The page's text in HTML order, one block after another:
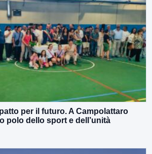
per il futuro. A Campolattaro
polo dello sport e dell’unità